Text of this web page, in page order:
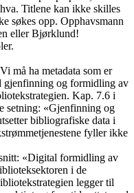
Titlene kan ikke skilles
søkes opp. Opphavsmann
eller Bjørklund!
må ha metadata som er
gjenfinning og formidling av
Kap. 7.6 i
setning: «Gjenfinning og
bibliografiske data i
fyller ikke
«Digital formidling av
i de
legger til